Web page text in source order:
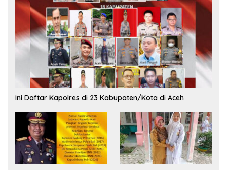
Ini Daftar Kapolres di 23 Kabupaten/Kota di Aceh